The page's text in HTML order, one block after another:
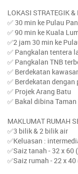
LOKASI STRATEGIK &
✅ 30 min ke Pulau
✅ 90 min ke Kuala
✅2 jam 30 min ke
✅ Pangkalan tentera
✅ Pangkalan TNB
✅ Berdekatan
✅ Berdekatan dengan
✅ Projek Arang Batu
✅ Bakal dibina
MAKLUMAT RUMAH
✅3 bilik & 2 bilik air
✅Keluasan :
✅Saiz tanah - 32 x 60
✅Saiz rumah - 22 x